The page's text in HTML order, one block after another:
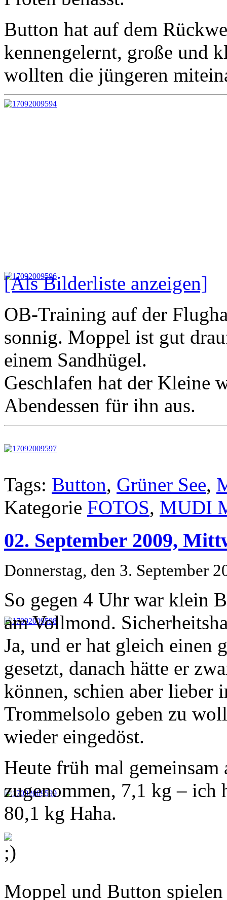
Button hat auf dem
kennengelernt, große und
wollten die jüngeren
[Als Bilderliste anzeigen]
OB-Training auf der
sonnig. Moppel ist gut
einem Sandhügel.
Geschlafen hat der Kleine
Abendessen für ihn aus.
Tags: Button, Grüner See,
Kategorie FOTOS, MUDI
02. September 2009,
Donnerstag, den 3. September
So gegen 4 Uhr war klein
am Vollmond.
Ja, und er hat gleich einen
gesetzt, danach hätte er
können, schien aber lieber
Trommelsolo geben zu
wieder eingedöst.
Heute früh mal
zugenommen, 7,1 kg – ich
80,1 kg Haha.
Moppel und Button